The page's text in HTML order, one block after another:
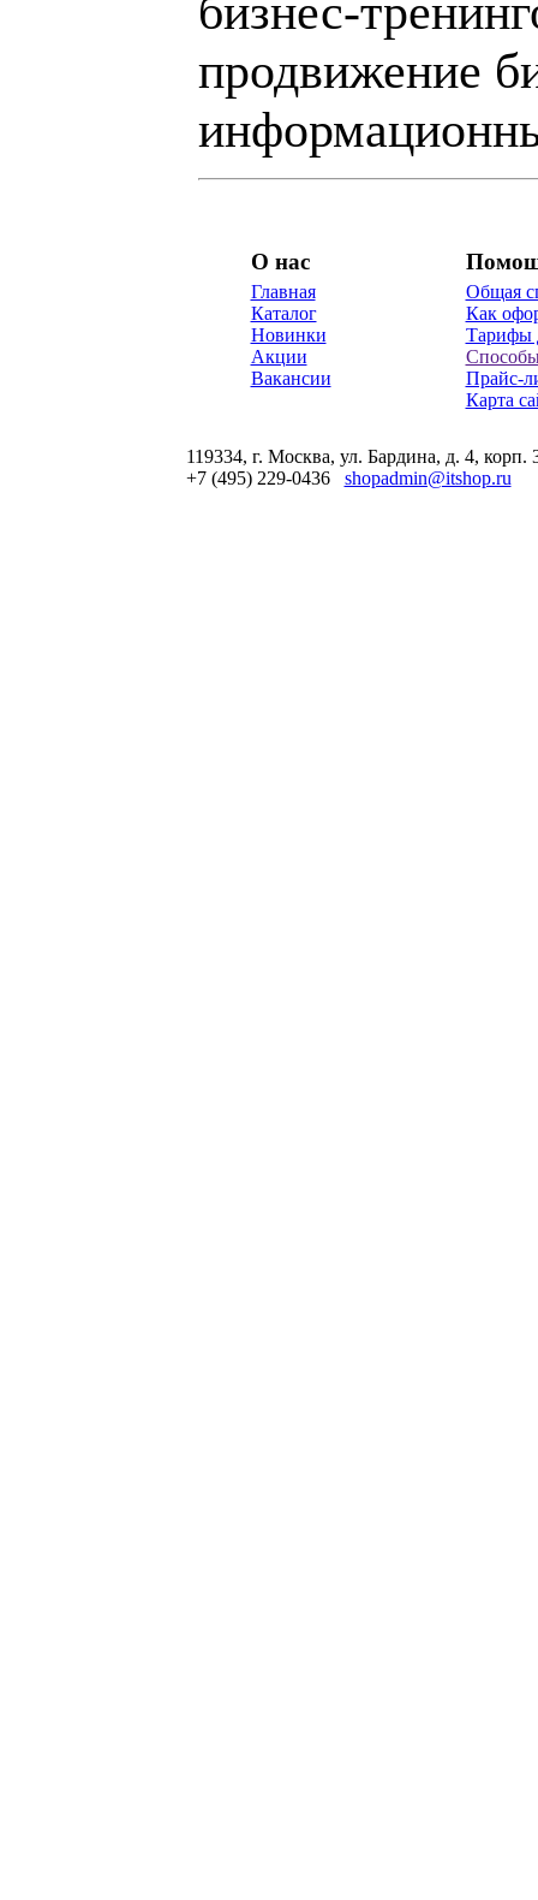
бизнес-
продвижение
О нас
Главная
Каталог
Новинки
Акции
Вакансии
Общая
Как
Тарифы
Прайс-
Карта
119334, г. Москва, ул. Бардина, д. 4, корп.
+7 (495) 229-0436 shopadmin@itshop.ru